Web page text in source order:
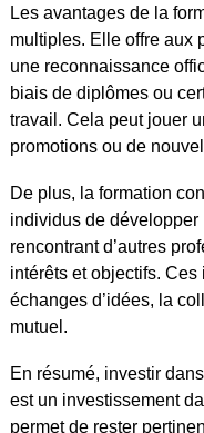
Les avantages de la
multiples. Elle offre aux
une reconnaissance
biais de diplômes ou
travail. Cela peut jouer
promotions ou de
De plus, la formation
individus de
rencontrant d’autres
intérêts et objectifs.
échanges d’idées, la
mutuel.
En résumé, investir
est un investissement
permet de rester